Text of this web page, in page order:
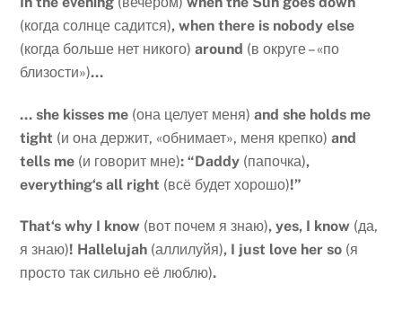
(когда солнце садится),when there is nobody else
(когда больше нет никого)around (в округе – «по
близости»)…
…she kisses me (она целует меня)and she holds me
tight (и она держит, «обнимает», меня крепко)and
tells me (и говорит мне): “Daddy (папочка),
everything‘s all right (всё будет хорошо)!”
That‘s why I know (вот почем я знаю),yes, I know (да,
я знаю)! Hallelujah (аллилуйя), I just love her so (я
просто так сильно её люблю).